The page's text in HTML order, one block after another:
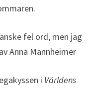
fel ord, men jag
Anna Mannheimer
i Världens